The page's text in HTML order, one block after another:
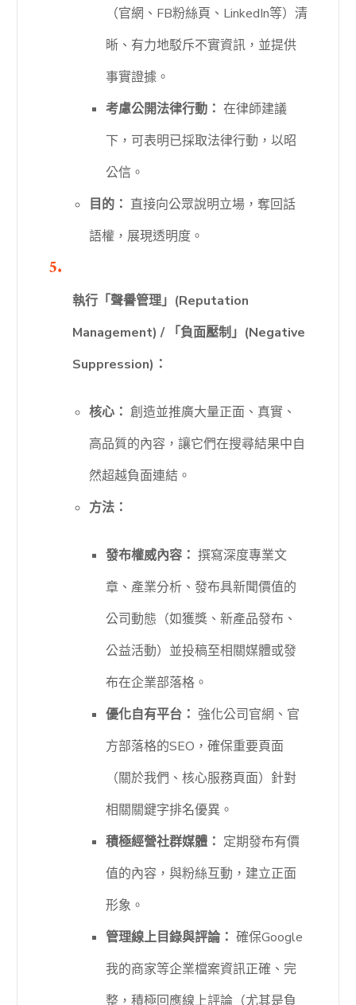
（官網、FB粉絲頁、LinkedIn等）清
晰、有力地駁斥不實資訊，並提供
事實證據。
考慮公開法律行動： 在律師建議
下，可表明已採取法律行動，以昭
公信。
目的： 直接向公眾說明立場，奪回話
語權，展現透明度。
執行「聲譽管理」(Reputation
Management) / 「負面壓制」(Negative
Suppression)：
核心： 創造並推廣大量正面、真實、
高品質的內容，讓它們在搜尋結果中自
然超越負面連結。
方法：
發布權威內容： 撰寫深度專業文
章、產業分析、發布具新聞價值的
公司動態（如獲獎、新產品發布、
公益活動）並投稿至相關媒體或發
布在企業部落格。
優化自有平台： 強化公司官網、官
方部落格的SEO，確保重要頁面
（關於我們、核心服務頁面）針對
相關關鍵字排名優異。
積極經營社群媒體： 定期發布有價
值的內容，與粉絲互動，建立正面
形象。
管理線上目錄與評論： 確保Google
我的商家等企業檔案資訊正確、完
整，積極回應線上評論（尤其是負